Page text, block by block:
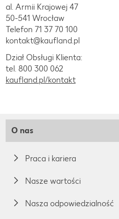
al. Armii Krajowej 47
50-541 Wrocław
Telefon 71 37 70 100
kontakt@kaufland.pl
Dział Obsługi Klienta:
tel. 800 300 062
kaufland.pl/kontakt
O nas
Praca i kariera
Nasze wartości
Nasza odpowiedzialność